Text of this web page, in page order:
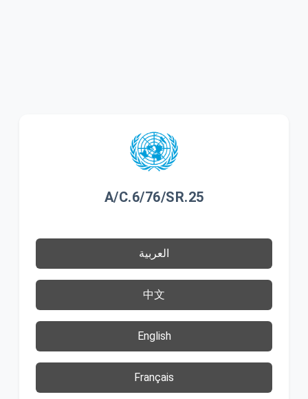
A/C.6/76/SR.25
العربية
中文
English
Français